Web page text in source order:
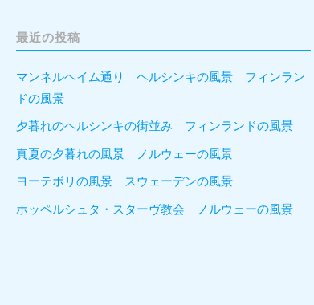
最近の投稿
マンネルヘイム通り ヘルシンキの風景 フィンラン
ドの風景
夕暮れのヘルシンキの街並み フィンランドの風景
真夏の夕暮れの風景 ノルウェーの風景
ヨーテボリの風景 スウェーデンの風景
ホッペルシュタ・スターヴ教会 ノルウェーの風景